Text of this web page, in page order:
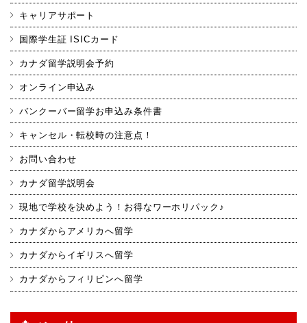
キャリアサポート
国際学生証 ISICカード
カナダ留学説明会予約
オンライン申込み
バンクーバー留学お申込み条件書
キャンセル・転校時の注意点！
お問い合わせ
カナダ留学説明会
現地で学校を決めよう！お得なワーホリパック♪
カナダからアメリカへ留学
カナダからイギリスへ留学
カナダからフィリピンへ留学